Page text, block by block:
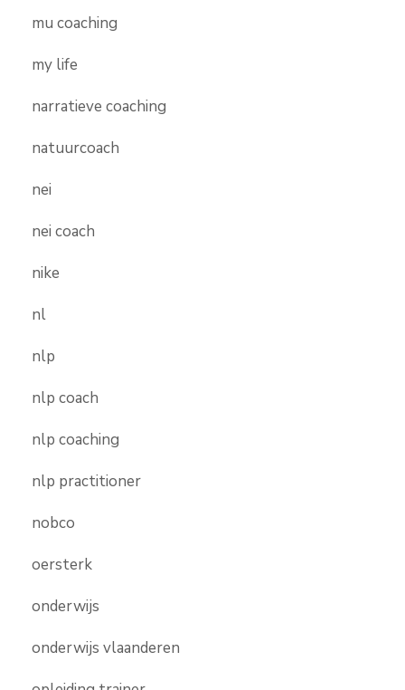
mu coaching
my life
narratieve coaching
natuurcoach
nei
nei coach
nike
nl
nlp
nlp coach
nlp coaching
nlp practitioner
nobco
oersterk
onderwijs
onderwijs vlaanderen